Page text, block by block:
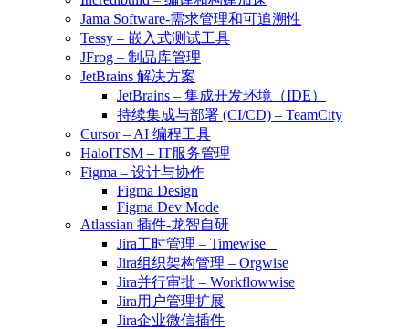
Jama Software-需求管理和可追溯性
Tessy – 嵌入式测试工具
JFrog – 制品库管理
JetBrains 解决方案
JetBrains – 集成开发环境（IDE）
持续集成与部署 (CI/CD) – TeamCity
Cursor – AI 编程工具
HaloITSM – IT服务管理
Figma – 设计与协作
Figma Design
Figma Dev Mode
Atlassian 插件-龙智自研
Jira工时管理 – Timewise
Jira组织架构管理 – Orgwise
Jira并行审批 – Workflowwise
Jira用户管理扩展
Jira企业微信插件